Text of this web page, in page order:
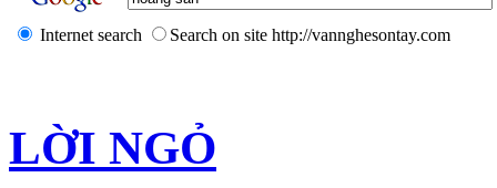
Internet search Search on site http://vannghesontay.com
LỜI NGỎ